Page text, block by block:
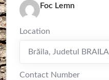
Foc Lemn
Location
Brăila, Judetul BRAILA
Contact Number